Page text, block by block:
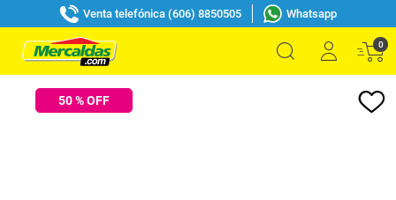
Venta telefónica (606) 8850505 Whatsapp
0
50% OFF